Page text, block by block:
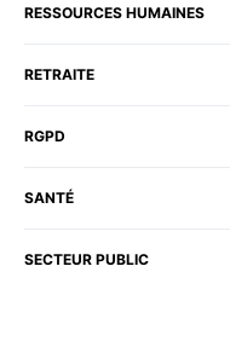
RESSOURCES HUMAINES
RETRAITE
RGPD
SANTÉ
SECTEUR PUBLIC